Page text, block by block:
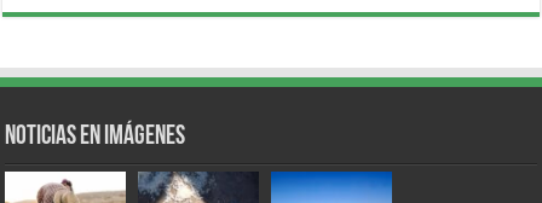
Noticias en Imágenes